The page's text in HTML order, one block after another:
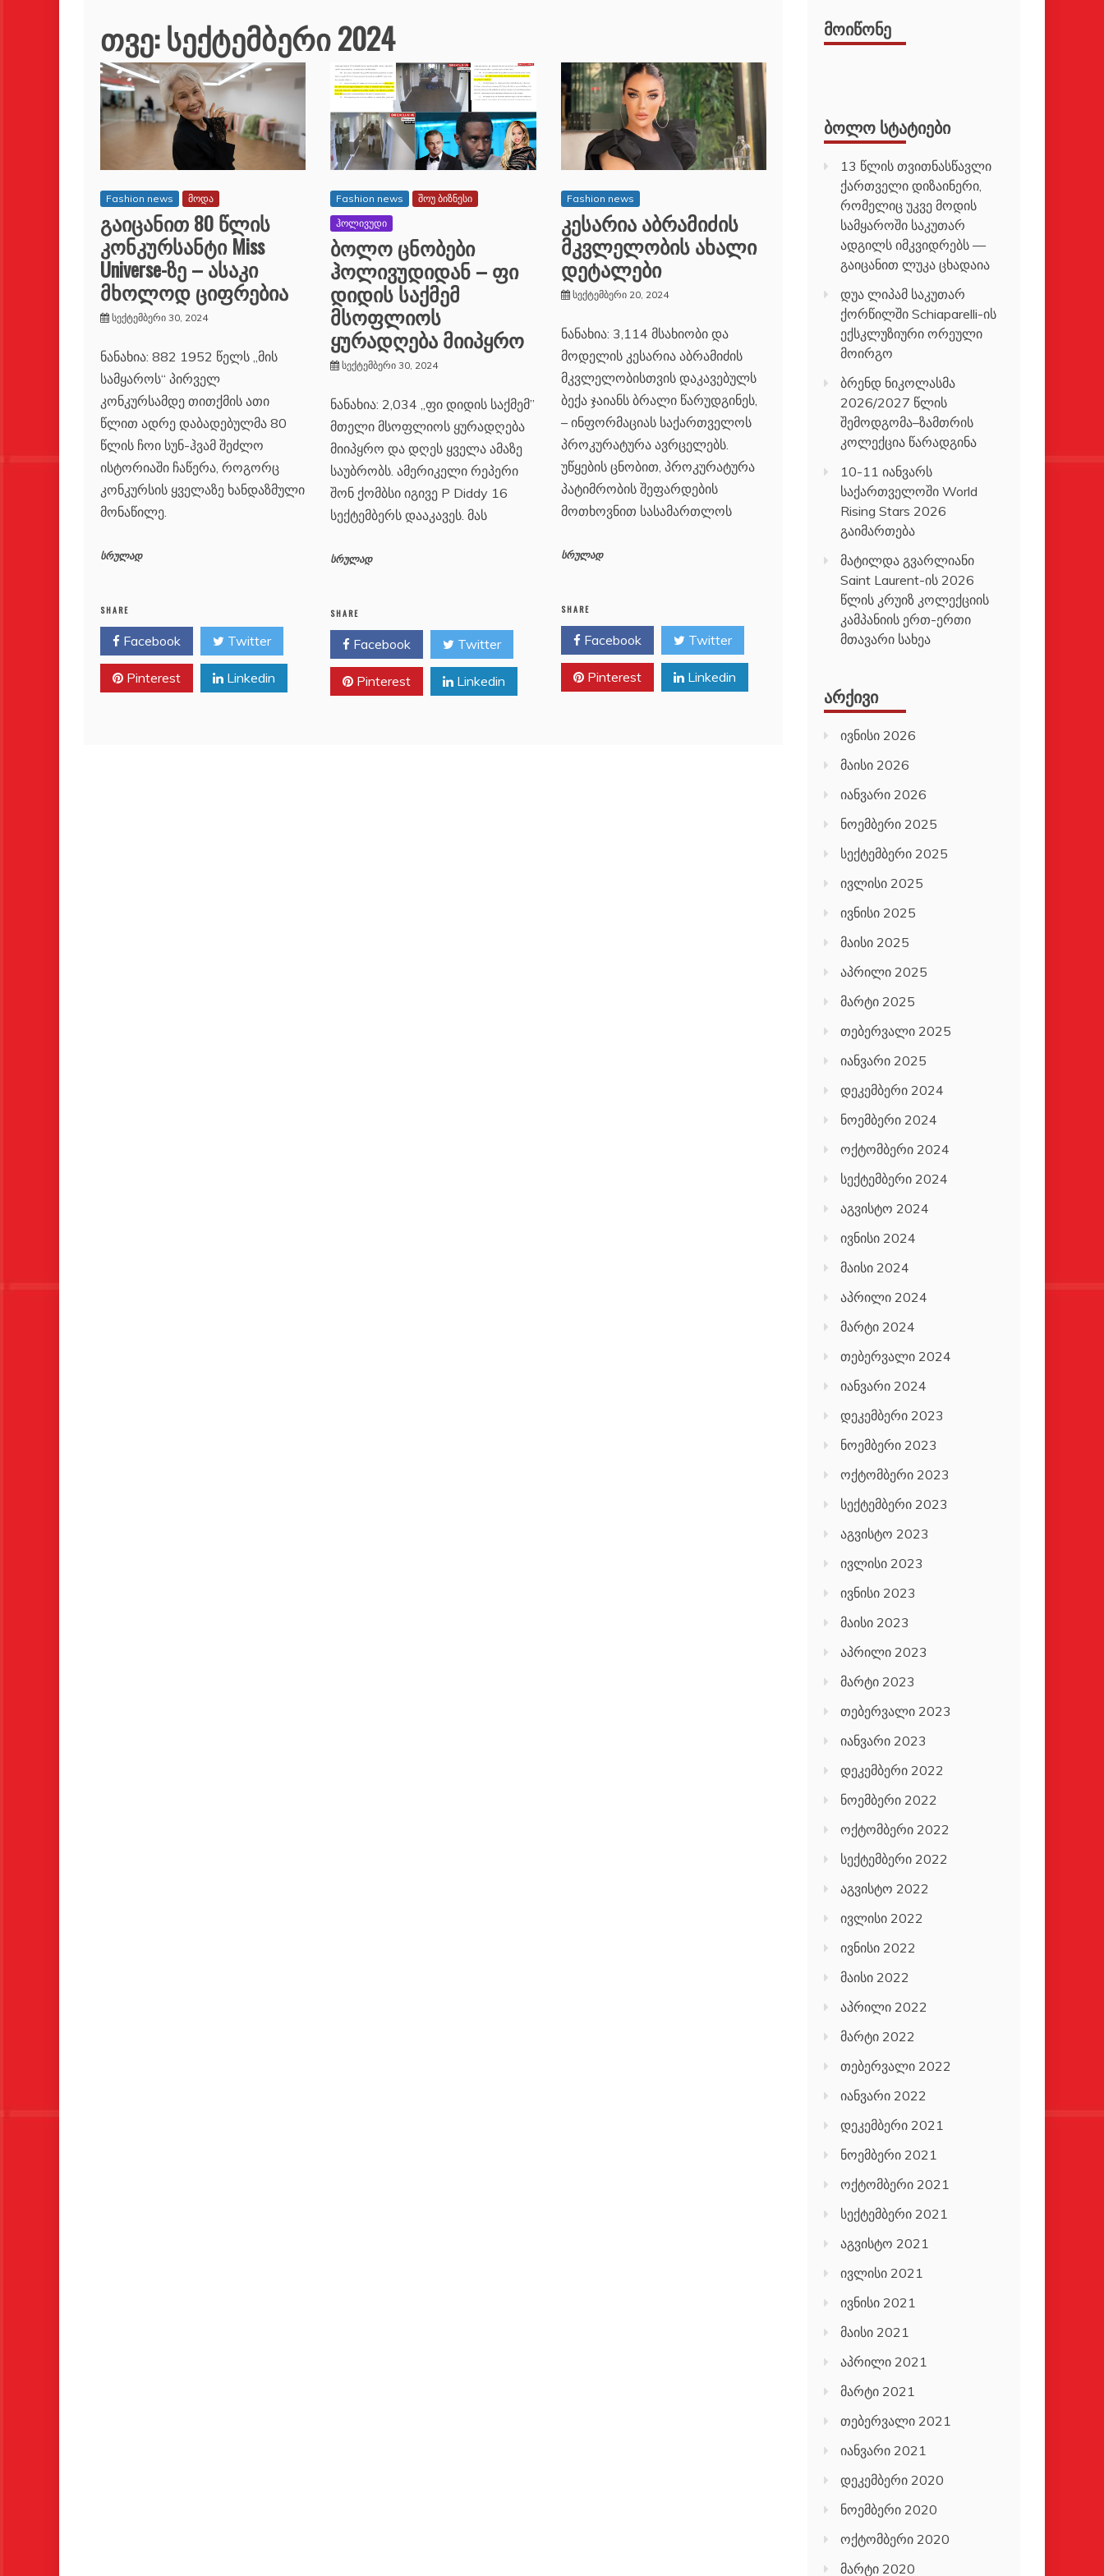
თვე:სექტემბერი 2024
Fashion news მოდა
გაიცანით 80 წლის
კონკურსანტი Miss
Universe-ზე – ასაკი
მხოლოდ ციფრებია
სექტემბერი 30, 2024
ნანახია: 882 1952 წელს „მის
სამყაროს“ პირველ
კონკურსამდე თითქმის ათი
წლით ადრე დაბადებულმა 80
წლის ჩოი სუნ-ჰვამ შეძლო
ისტორიაში ჩაწერა, როგორც
კონკურსის ყველაზე ხანდაზმული
მონაწილე.
სრულად
SHARE
Facebook Twitter
Pinterest Linkedin
Fashion news
შოუ ბიზნესი
ჰოლივუდი
ბოლო ცნობები
ჰოლივუდიდან – ფი
დიდის საქმემ
მსოფლიოს
ყურადღება მიიპყრო
სექტემბერი 30, 2024
ნანახია: 2,034 ,,ფი დიდის საქმემ”
მთელი მსოფლიოს ყურადღება
მიიპყრო და დღეს ყველა ამაზე
საუბრობს. ამერიკელი რეპერი
შონ ქომბსი იგივე P Diddy 16
სექტემბერს დააკავეს. მას
სრულად
SHARE
Facebook Twitter
Pinterest Linkedin
Fashion news
კესარია აბრამიძის
მკვლელობის ახალი
დეტალები
სექტემბერი 20, 2024
ნანახია: 3,114 მსახიობი და
მოდელის კესარია აბრამიძის
მკვლელობისთვის დაკავებულს
ბექა ჯაიანს ბრალი წარუდგინეს,
– ინფორმაციას საქართველოს
პროკურატურა ავრცელებს.
უწყების ცნობით, პროკურატურა
პატიმრობის შეფარდების
მოთხოვნით სასამართლოს
სრულად
SHARE
Facebook Twitter
Pinterest Linkedin
ᲛᲝᲘᲬᲝᲜᲔ
ᲑᲝᲚᲝ ᲡᲢᲐᲢᲘᲔᲑᲘ
13 წლის თვითნასწავლი
ქართველი დიზაინერი,
რომელიც უკვე მოდის
სამყაროში საკუთარ
ადგილს იმკვიდრებს —
გაიცანით ლუკა ცხადაია
დუა ლიპამ საკუთარ
ქორწილში Schiaparelli-ის
ექსკლუზიური ორეული
მოირგო
ბრენდ ნიკოლასმა
2026/2027 წლის
შემოდგომა–ზამთრის
კოლექცია წარადგინა
10-11 იანვარს
საქართველოში World
Rising Stars 2026
გაიმართება
მატილდა გვარლიანი
Saint Laurent-ის 2026
წლის კრუიზ კოლექციის
კამპანიის ერთ-ერთი
მთავარი სახეა
ᲐᲠᲥᲘᲕᲘ
ივნისი 2026
მაისი 2026
იანვარი 2026
ნოემბერი 2025
სექტემბერი 2025
ივლისი 2025
ივნისი 2025
მაისი 2025
აპრილი 2025
მარტი 2025
თებერვალი 2025
იანვარი 2025
დეკემბერი 2024
ნოემბერი 2024
ოქტომბერი 2024
სექტემბერი 2024
აგვისტო 2024
ივნისი 2024
მაისი 2024
აპრილი 2024
მარტი 2024
თებერვალი 2024
იანვარი 2024
დეკემბერი 2023
ნოემბერი 2023
ოქტომბერი 2023
სექტემბერი 2023
აგვისტო 2023
ივლისი 2023
ივნისი 2023
მაისი 2023
აპრილი 2023
მარტი 2023
თებერვალი 2023
იანვარი 2023
დეკემბერი 2022
ნოემბერი 2022
ოქტომბერი 2022
სექტემბერი 2022
აგვისტო 2022
ივლისი 2022
ივნისი 2022
მაისი 2022
აპრილი 2022
მარტი 2022
თებერვალი 2022
იანვარი 2022
დეკემბერი 2021
ნოემბერი 2021
ოქტომბერი 2021
სექტემბერი 2021
აგვისტო 2021
ივლისი 2021
ივნისი 2021
მაისი 2021
აპრილი 2021
მარტი 2021
თებერვალი 2021
იანვარი 2021
დეკემბერი 2020
ნოემბერი 2020
ოქტომბერი 2020
მარტი 2020